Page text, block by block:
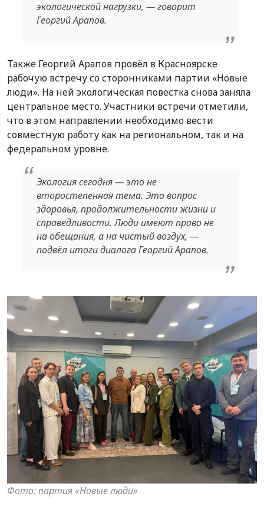
экологической нагрузки, — говорит
Георгий Арапов.
Также Георгий Арапов провёл в Красноярске
рабочую встречу со сторонниками партии «Новые
люди». На ней экологическая повестка снова заняла
центральное место. Участники встречи отметили,
что в этом направлении необходимо вести
совместную работу как на региональном, так и на
федеральном уровне.
Экология сегодня — это не
второстепенная тема. Это вопрос
здоровья, продолжительности жизни и
справедливости. Люди имеют право не
на обещания, а на чистый воздух, —
подвёл итоги диалога Георгий Арапов.
Фото: партия «Новые люди»